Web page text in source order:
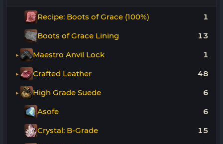
Recipe: Boots of Grace (100%) 1
Boots of Grace Lining 13
Maestro Anvil Lock 1
Crafted Leather 48
High Grade Suede 6
Asofe 6
Crystal: B-Grade 15